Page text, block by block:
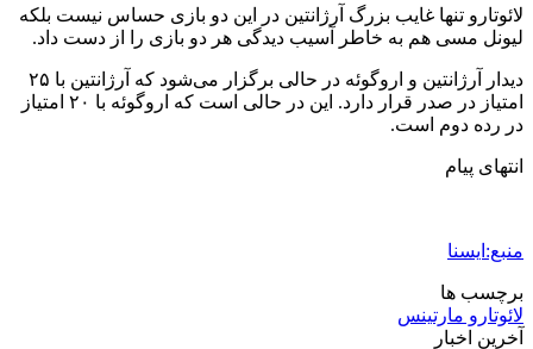
لائوتارو تنها غایب بزرگ آرژانتین در این دو بازی حساس نیست بلکه
لیونل مسی هم به خاطر آسیب دیدگی هر دو بازی را از دست داد.
دیدار آرژانتین و اروگوئه در حالی برگزار می‌شود که آرژانتین با ۲۵
امتیاز در صدر قرار دارد. این در حالی است که اروگوئه با ۲۰ امتیاز
در رده دوم است.
انتهای پیام
منبع:ایسنا
برچسب ها
لائوتارو مارتینس
آخرین اخبار